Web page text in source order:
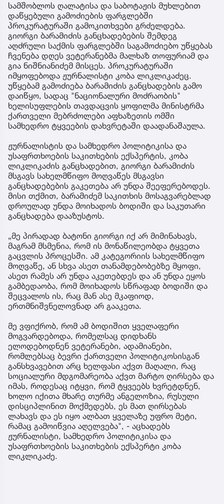
სამშობლოს ღალატისა და საბოტაჟის მუხლებით
დაწყებული გამოძიების ფარგლებში
პროკურატურაში გამოკითხვები გრძელდება.
გიორგი ბარამიძის განცხადებების შემდეგ
აღძრული საქმის ფარგლებში საგამოძიებო უწყებას
ჩვენება დღეს ვეტერანებმა მალხაზ თოფურიამ და
გია ნიშნიანიძემ მისცეს. პროკურატურაში
იმყოფებოდა ჟურნალისტი კობა ლიკლიკაძეც.
უწყებამ გამოძიება ბარამიძის განცხადების გამო
დაიწყო, სადაც "ნაციონალური მოძრაობის"
ხელისუფლების თავდაცვის ყოფილმა მინისტრმა
ქართველი მებრძოლები აფხაზეთის ომში
სამხედრო ტყვეების დახვრეტაში დაადანაშაულა.
ჟურნალისტის და სამხედრო პოლიტიკისა და
უსაფრთხოების საკითხების ექსპერტის, კობა
ლიკლიკაძის განცხადებით, გიორგი ბარამიძის
მსგავს სახელმწიფო მოღვაწეს მსგავსი
განცხადებების გაკეთება არ უნდა შეეფერებოდეს.
მისი თქმით, ბარამიძემ საკითხის მოსაგვარებლად
დროულად უნდა მოიხადოს ბოდიში და საკუთარი
განცხადება დააზუსტოს.
„მე პირადად ბატონი გიორგი იქ არ მიმინახავს,
მაგრამ მსმენია, რომ ის მონაწილეობდა ტყვეთა
გაცვლის პროცესში. ამ კატეგორიის სახელმწიფო
მოღვაწე, ან სხვა ასეთ თანამდებობებზე მყოფი,
ასეთ რამეს არ უნდა აკეთებდეს და ან უნდა ეყოს
გამბედაობა, რომ მოიხადოს სწრაფად ბოდიში და
შეცვალოს ის, რაც მან ასე მკაფიოდ,
ერთმნიშვნელოვნად არ გააკეთა.
მე ვფიქრობ, რომ ამ ბოდიშით ყველაფერი
მოგვარდებოდა, რომელსაც დიდხანს
ელოდებოდნენ ვეტერანები, ადამიანები,
რომლებსაც ბევრი ქართველი პოლიტიკოსისგან
განსხვავებით არც ხელფასი აქვთ მაღალი, რაც
სოციალური მდგომარეობა აქვთ მარტო ღირსება და
იმას, როდესაც იტყვი, რომ ტყვეებს ხვრეტდნენ,
ხოლო იქითა მხარე თურმე ანგელოზია, რუსული
დისციპლინით მოქმედებს, ეს მათ ღირსებას
ლახავს და ეს იყო ალბათ ყველაზე უფრო მეტი,
რამაც გამოიწვია აღელვება", - აცხადებს
ჟურნალისტი, სამხედრო პოლიტიკისა და
უსაფრთხოების საკითხების ექსპერტი კობა
ლიკლიკაძე.